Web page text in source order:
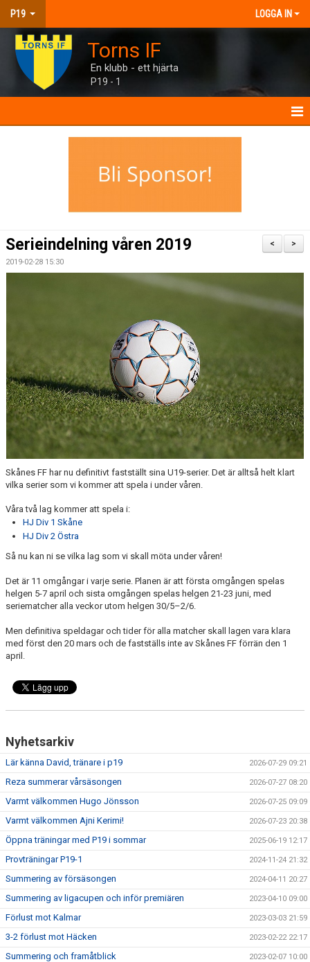
P19 LOGGA IN
Torns IF
En klubb - ett hjärta
P19 - 1
TRUPPEN
>
<
Serieindelning våren 2019
2019-02-28 15:30
Skånes FF har nu definitivt fastställt sina U19-serier. Det är alltså helt klart
vilka serier som vi kommer att spela i under våren.
Våra två lag kommer att spela i:
HJ Div 1 Skåne
HJ Div 2 Östra
Så nu kan ni se vilka lag som vi skall möta under våren!
Det är 11 omgångar i varje serie. Planen är att första omgången spelas
helgen 5-7 april och sista omgången spelas helgen 21-23 juni, med
seriematcher alla veckor utom helgen 30/5–2/6.
Men definitiva speldagar och tider för alla matcher skall lagen vara klara
med först den 20 mars och de fastställs inte av Skånes FF förrän den 1
april.
Nyhetsarkiv
Lär känna David, tränare i p19 2026-07-29 09:21
Reza summerar vårsäsongen 2026-07-27 08:20
Varmt välkommen Hugo Jönsson 2026-07-25 09:09
Varmt välkommen Ajni Kerimi! 2026-07-23 20:38
Öppna träningar med P19 i sommar 2025-06-19 12:17
Provträningar P19-1 2024-11-24 21:32
Summering av försäsongen 2024-04-11 20:27
Summering av ligacupen och inför premiären 2023-04-10 09:00
Förlust mot Kalmar 2023-03-03 21:59
3-2 förlust mot Häcken 2023-02-22 22:17
Summering och framåtblick 2023-02-07 10:00